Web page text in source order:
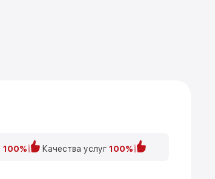
100% Качества услуг 100%